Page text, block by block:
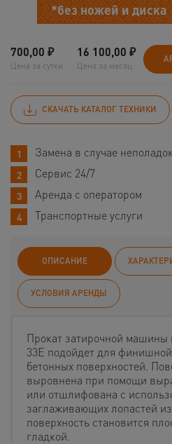
*без ножей и диска
700,00 ₽
Цена за сутки
16 100,00 ₽
Цена за месяц
СКАЧАТЬ КАТАЛОГ ТЕХНИКИ
Замена в случае неполадок
Сервис 24/7
Аренда с оператором
Транспортные услуги
ОПИСАНИЕ
УСЛОВИЯ АРЕНДЫ
Прокат затирочной машины
33E подойдет для
бетонных поверхностей.
выровнена при помощи
или отшлифована с
заглаживающих лопастей
поверхность становится
гладкой.